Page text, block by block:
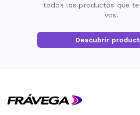
todos los productos que
vos.
Descubrir